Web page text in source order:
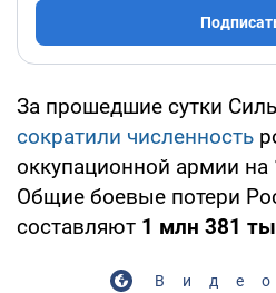
За прошедшие сутки
сократили численность
оккупационной армии на
Общие боевые потери
составляют 1 млн 381